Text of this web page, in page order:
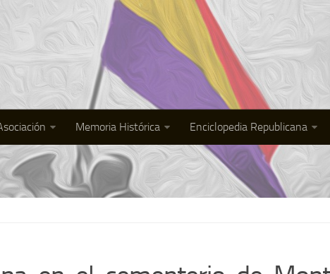
Memoria Histórica Enciclopedia Republicana